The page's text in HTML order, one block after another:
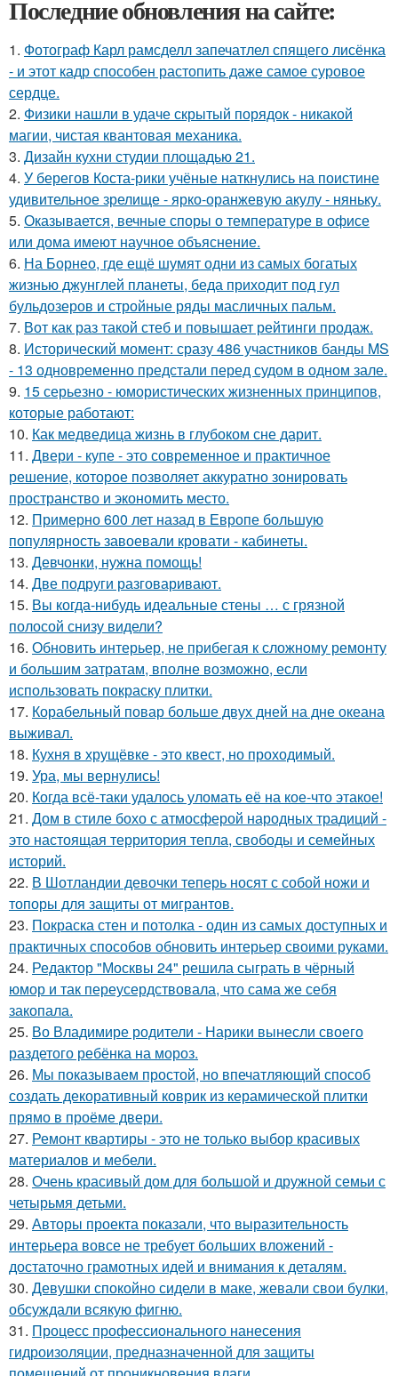
Последние обновления на сайте:
1. Фотограф Карл рамсделл запечатлел спящего лисёнка
- и этот кадр способен растопить даже самое суровое
сердце.
2. Физики нашли в удаче скрытый порядок - никакой
магии, чистая квантовая механика.
3. Дизайн кухни студии площадью 21.
4. У берегов Коста-рики учёные наткнулись на поистине
удивительное зрелище - ярко-оранжевую акулу - няньку.
5. Оказывается, вечные споры о температуре в офисе
или дома имеют научное объяснение.
6. На Борнео, где ещё шумят одни из самых богатых
жизнью джунглей планеты, беда приходит под гул
бульдозеров и стройные ряды масличных пальм.
7. Вот как раз такой стеб и повышает рейтинги продаж.
8. Исторический момент: сразу 486 участников банды MS
- 13 одновременно предстали перед судом в одном зале.
9. 15 серьезно - юмористических жизненных принципов,
которые работают:
10. Как медведица жизнь в глубоком сне дарит.
11. Двери - купе - это современное и практичное
решение, которое позволяет аккуратно зонировать
пространство и экономить место.
12. Примерно 600 лет назад в Европе большую
популярность завоевали кровати - кабинеты.
13. Девчонки, нужна помощь!
14. Две подруги разговаривают.
15. Вы когда-нибудь идеальные стены … с грязной
полосой снизу видели?
16. Обновить интерьер, не прибегая к сложному ремонту
и большим затратам, вполне возможно, если
использовать покраску плитки.
17. Корабельный повар больше двух дней на дне океана
выживал.
18. Кухня в хрущёвке - это квест, но проходимый.
19. Ура, мы вернулись!
20. Когда всё-таки удалось уломать её на кое-что этакое!
21. Дом в стиле бохо с атмосферой народных традиций -
это настоящая территория тепла, свободы и семейных
историй.
22. В Шотландии девочки теперь носят с собой ножи и
топоры для защиты от мигрантов.
23. Покраска стен и потолка - один из самых доступных и
практичных способов обновить интерьер своими руками.
24. Редактор "Москвы 24" решила сыграть в чёрный
юмор и так переусердствовала, что сама же себя
закопала.
25. Во Владимире родители - Нарики вынесли своего
раздетого ребёнка на мороз.
26. Мы показываем простой, но впечатляющий способ
создать декоративный коврик из керамической плитки
прямо в проёме двери.
27. Ремонт квартиры - это не только выбор красивых
материалов и мебели.
28. Очень красивый дом для большой и дружной семьи с
четырьмя детьми.
29. Авторы проекта показали, что выразительность
интерьера вовсе не требует больших вложений -
достаточно грамотных идей и внимания к деталям.
30. Девушки спокойно сидели в маке, жевали свои булки,
обсуждали всякую фигню.
31. Процесс профессионального нанесения
гидроизоляции, предназначенной для защиты